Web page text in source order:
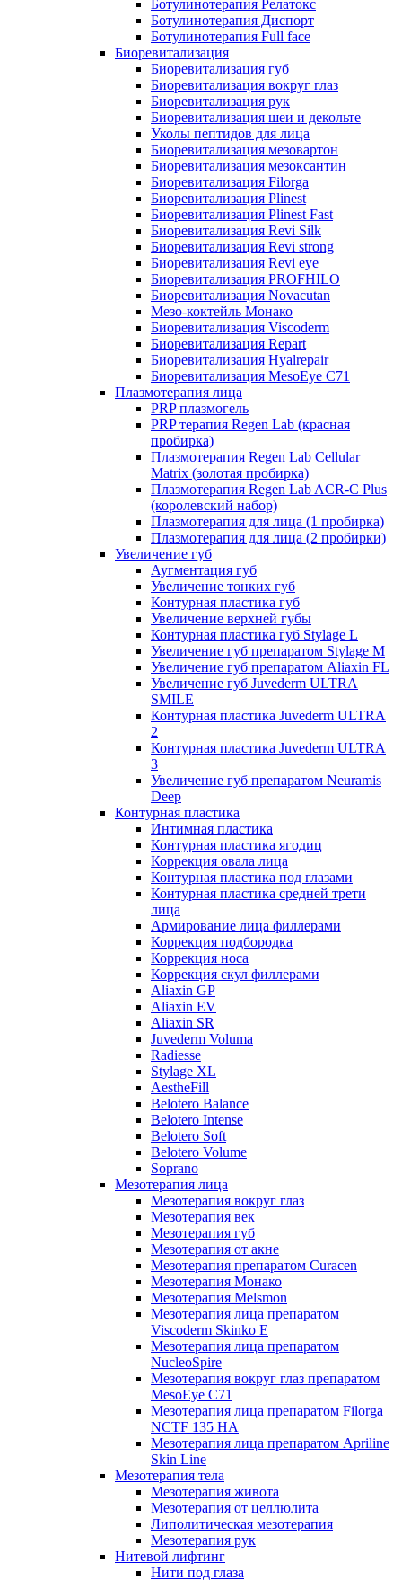
Ботулинотерапия Релатокс
Ботулинотерапия Диспорт
Ботулинотерапия Full face
Биоревитализация
Биоревитализация губ
Биоревитализация вокруг глаз
Биоревитализация рук
Биоревитализация шеи и декольте
Уколы пептидов для лица
Биоревитализация мезовартон
Биоревитализация мезоксантин
Биоревитализация Filorga
Биоревитализация Plinest
Биоревитализация Plinest Fast
Биоревитализация Revi Silk
Биоревитализация Revi strong
Биоревитализация Revi eye
Биоревитализация PROFHILO
Биоревитализация Novacutan
Мезо-коктейль Монако
Биоревитализация Viscoderm
Биоревитализация Repart
Биоревитализация Hyalrepair
Биоревитализация MesoEye C71
Плазмотерапия лица
PRP плазмогель
PRP терапия Regen Lab (красная
пробирка)
Плазмотерапия Regen Lab Cellular
Matrix (золотая пробирка)
Плазмотерапия Regen Lab ACR-C Plus
(королевский набор)
Плазмотерапия для лица (1 пробирка)
Плазмотерапия для лица (2 пробирки)
Увеличение губ
Аугментация губ
Увеличение тонких губ
Контурная пластика губ
Увеличение верхней губы
Контурная пластика губ Stylage L
Увеличение губ препаратом Stylage M
Увеличение губ препаратом Aliaxin FL
Увеличение губ Juvederm ULTRA
SMILE
Контурная пластика Juvederm ULTRA
2
Контурная пластика Juvederm ULTRA
3
Увеличение губ препаратом Neuramis
Deep
Контурная пластика
Интимная пластика
Контурная пластика ягодиц
Коррекция овала лица
Контурная пластика под глазами
Контурная пластика средней трети
лица
Армирование лица филлерами
Коррекция подбородка
Коррекция носа
Коррекция скул филлерами
Aliaxin GP
Aliaxin EV
Aliaxin SR
Juvederm Voluma
Radiesse
Stylage XL
AestheFill
Belotero Balance
Belotero Intense
Belotero Soft
Belotero Volume
Soprano
Мезотерапия лица
Мезотерапия вокруг глаз
Мезотерапия век
Мезотерапия губ
Мезотерапия от акне
Мезотерапия препаратом Curacen
Мезотерапия Монако
Мезотерапия Melsmon
Мезотерапия лица препаратом
Viscoderm Skinko E
Мезотерапия лица препаратом
NucleoSpire
Мезотерапия вокруг глаз препаратом
MesoEye С71
Мезотерапия лица препаратом Filorga
NCTF 135 HA
Мезотерапия лица препаратом Apriline
Skin Line
Мезотерапия тела
Мезотерапия живота
Мезотерапия от целлюлита
Липолитическая мезотерапия
Мезотерапия рук
Нитевой лифтинг
Нити под глаза